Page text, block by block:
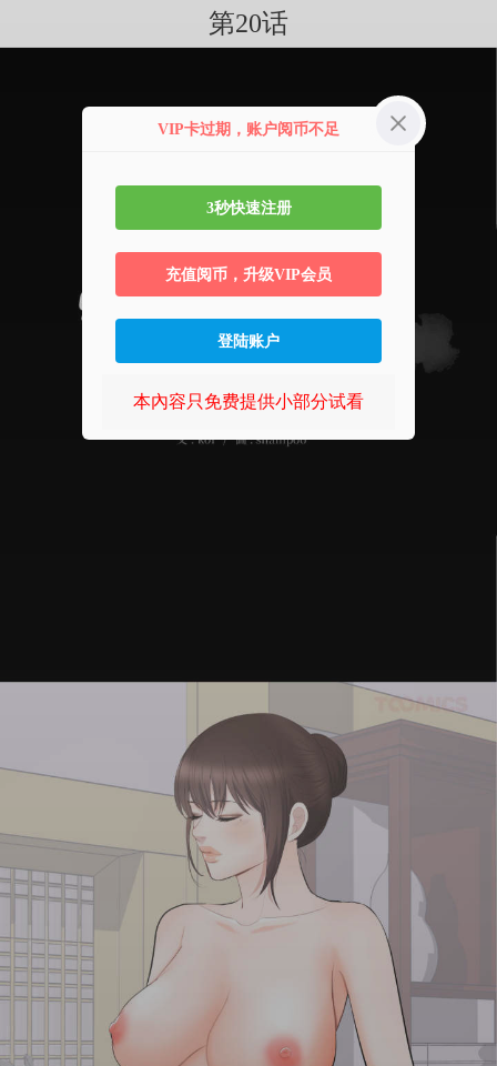
第20话
VIP卡过期，账户阅币不足
3秒快速注册
充值阅币，升级VIP会员
登陆账户
本內容只免费提供小部分试看